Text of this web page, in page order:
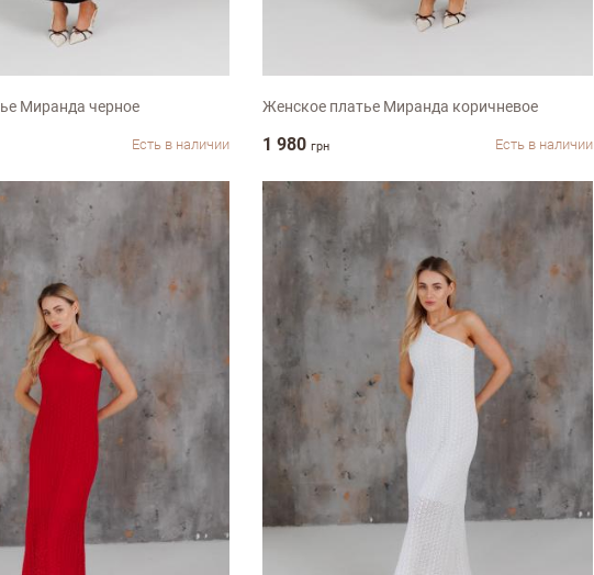
Миранда черное
Есть в наличии
Женское платье Миранда коричневое
1 980 грн Есть в наличии